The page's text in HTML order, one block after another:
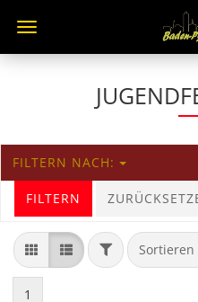
FILTERN NACH:
FILTERN
Sortieren
1